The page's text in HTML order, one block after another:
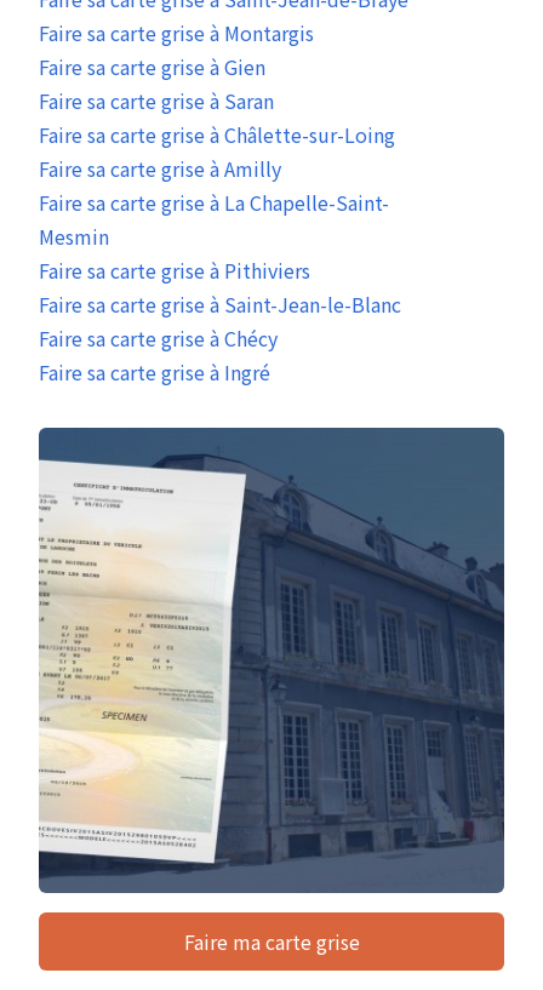
Faire sa carte grise à Montargis
Faire sa carte grise à Gien
Faire sa carte grise à Saran
Faire sa carte grise à Châlette-sur-Loing
Faire sa carte grise à Amilly
Faire sa carte grise à La Chapelle-Saint-
Mesmin
Faire sa carte grise à Pithiviers
Faire sa carte grise à Saint-Jean-le-Blanc
Faire sa carte grise à Chécy
Faire sa carte grise à Ingré
Faire ma carte grise